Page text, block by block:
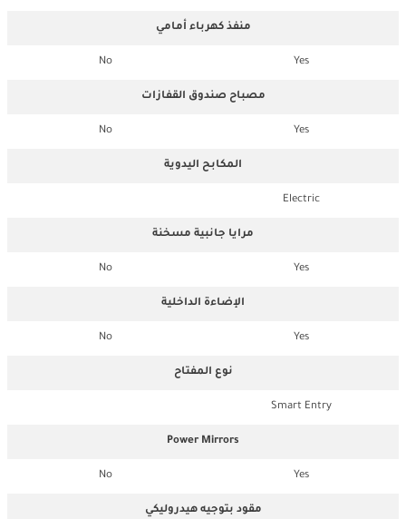
منفذ كهرباء أمامي
Yes
No
مصباح صندوق القفازات
Yes
No
المكابح اليدوية
Electric
مرايا جانبية مسخنة
Yes
No
الإضاءة الداخلية
Yes
No
نوع المفتاح
Smart Entry
Power Mirrors
Yes
No
مقود بتوجيه هيدروليكي